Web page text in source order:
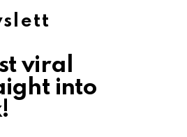
viral
into